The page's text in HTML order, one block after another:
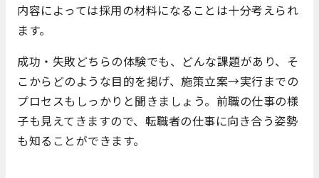
内容によっては採用の材料になることは十分考えられ
ます。
成功・失敗どちらの体験でも、どんな課題があり、そ
こからどのような目的を掲げ、施策立案→実行までの
プロセスもしっかりと聞きましょう。前職の仕事の様
子も見えてきますので、転職者の仕事に向き合う姿勢
も知ることができます。